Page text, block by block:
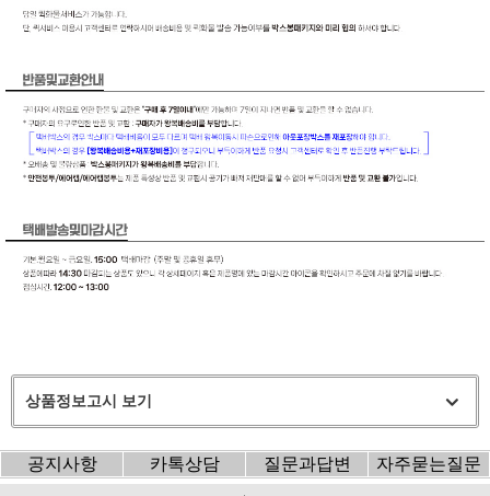
상품정보고시 보기
공지사항 카톡상담 질문과답변 자주묻는질문